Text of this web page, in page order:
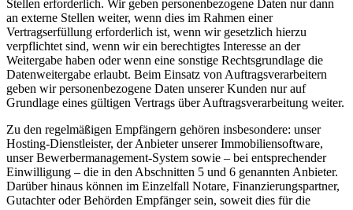
Stellen erforderlich. Wir geben personenbezogene Daten nur dann
an externe Stellen weiter, wenn dies im Rahmen einer
Vertragserfüllung erforderlich ist, wenn wir gesetzlich hierzu
verpflichtet sind, wenn wir ein berechtigtes Interesse an der
Weitergabe haben oder wenn eine sonstige Rechtsgrundlage die
Datenweitergabe erlaubt. Beim Einsatz von Auftragsverarbeitern
geben wir personenbezogene Daten unserer Kunden nur auf
Grundlage eines gültigen Vertrags über Auftragsverarbeitung weiter.
Zu den regelmäßigen Empfängern gehören insbesondere: unser
Hosting-Dienstleister, der Anbieter unserer Immobiliensoftware,
unser Bewerbermanagement-System sowie – bei entsprechender
Einwilligung – die in den Abschnitten 5 und 6 genannten Anbieter.
Darüber hinaus können im Einzelfall Notare, Finanzierungspartner,
Gutachter oder Behörden Empfänger sein, soweit dies für die